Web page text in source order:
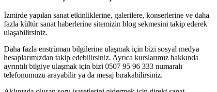
İzmirde yapılan sanat etkinliklerine, galerilere, konserlerine ve daha
fazla kültür sanat haberlerine sitemizin blog sekmesini takip ederek
ulaşabilirsiniz.
Daha fazla enstrüman bilgilerine ulaşmak için bizi sosyal medya
hesaplarımızdan takip edebilirsiniz. Ayrıca kurslarımız hakkında
ayrıntılı bilgiye ulaşmak için bizi 0507 95 96 333 numaralı
telefonumuzu arayabilir ya da mesaj bırakabilirsiniz.